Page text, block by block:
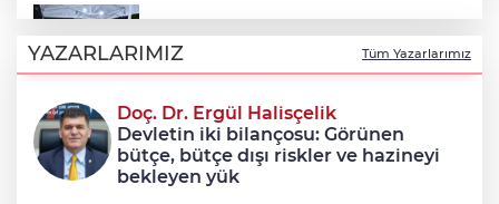
Şadi Özdemir, Esentepeliler’i dinledi
Nilüfer’de kaldırımlar temizlendi
YAZARLARIMIZ Tüm Yazarlarımız
Doç. Dr. Ergül Halisçelik
Devletin iki bilançosu: Görünen
bütçe, bütçe dışı riskler ve hazineyi
bekleyen yük